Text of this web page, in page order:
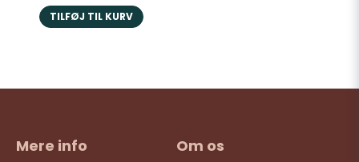
TILFØJ TIL KURV
Mere info Om os